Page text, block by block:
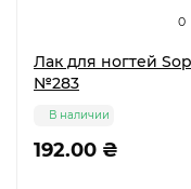
0
Лак для ногтей
№283
192.00 ₴
В наличии